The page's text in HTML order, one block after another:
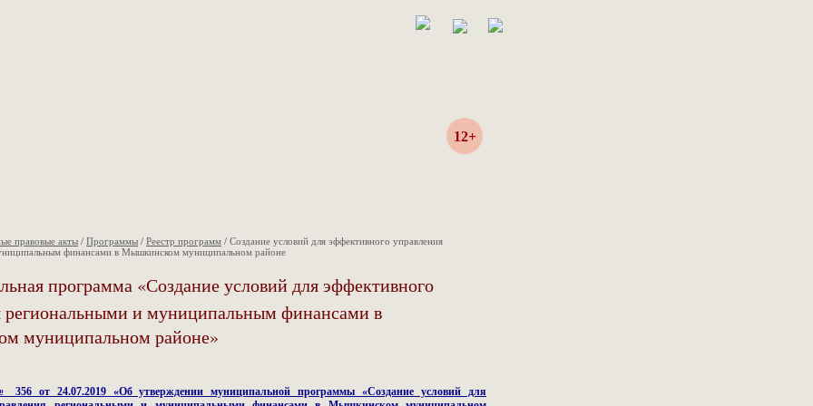
12+
правовые акты / Программы / Реестр программ / Создание условий для эффективного управления
финансами в Мышкинском муниципальном районе
программа «Создание условий для эффективного
региональными и муниципальным финансами в
муниципальном районе»
356 от 24.07.2019 «Об утверждении муниципальной программы «Создание условий для